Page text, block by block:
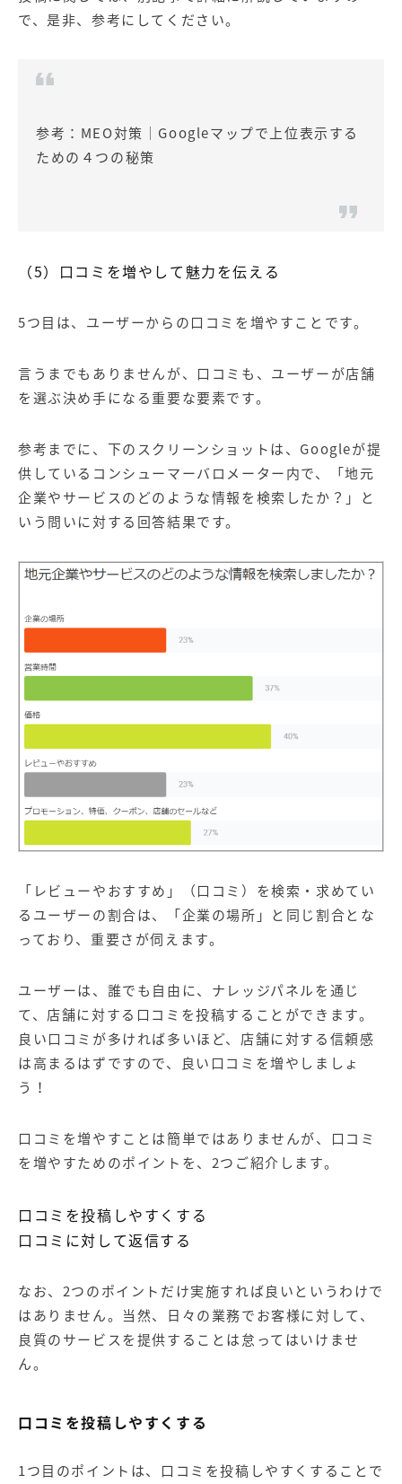
で、是非、参考にしてください。
参考： MEO対策│Googleマップで上位表示する
ための４つの秘策
（5）口コミを増やして魅力を伝える
5つ目は、ユーザーからの口コミを増やすことです。
言うまでもありませんが、口コミも、ユーザーが店舗
を選ぶ決め手になる重要な要素です。
参考までに、下のスクリーンショットは、Googleが提
供しているコンシューマーバロメーター内で、「地元
企業やサービスのどのような情報を検索したか？」と
いう問いに対する回答結果です。
「レビューやおすすめ」（口コミ）を検索・求めてい
るユーザーの割合は、「企業の場所」と同じ割合とな
っており、重要さが伺えます。
ユーザーは、誰でも自由に、ナレッジパネルを通じ
て、店舗に対する口コミを投稿することができます。
良い口コミが多ければ多いほど、店舗に対する信頼感
は高まるはずですので、良い口コミを増やしましょ
う！
口コミを増やすことは簡単ではありませんが、口コミ
を増やすためのポイントを、2つご紹介します。
口コミを投稿しやすくする
口コミに対して返信する
なお、2つのポイントだけ実施すれば良いというわけで
はありません。当然、日々の業務でお客様に対して、
良質のサービスを提供することは怠ってはいけませ
ん。
口コミを投稿しやすくする
1つ目のポイントは、口コミを投稿しやすくすることで